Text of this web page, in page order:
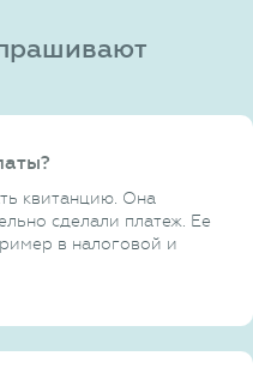
квитанцию. Она
сделали платеж. Ее
в налоговой и